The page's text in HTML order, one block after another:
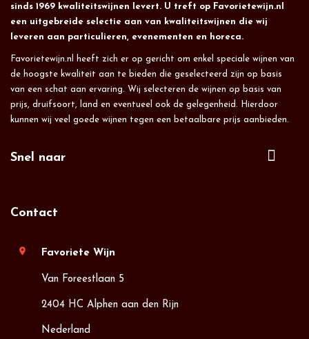
sinds 1969 kwaliteitswijnen levert. U treft op Favorietewijn.nl
een uitgebreide selectie aan van kwaliteitswijnen die wij
leveren aan particulieren, evenementen en horeca.
Favorietewijn.nl heeft zich er op gericht om enkel speciale wijnen van
de hoogste kwaliteit aan te bieden die geselecteerd zijn op basis
van een schat aan ervaring. Wij selecteren de wijnen op basis van
prijs, druifsoort, land en eventueel ook de gelegenheid. Hierdoor
kunnen wij veel goede wijnen tegen een betaalbare prijs aanbieden.
Snel naar
Contact
location_on Favoriete Wijn
Van Foreestlaan 5
2404 HC Alphen aan den Rijn
Nederland